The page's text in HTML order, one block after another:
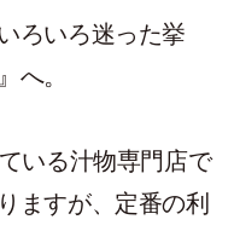
ろいろ迷った挙
へ。
いる汁物専門店で
ますが、定番の利